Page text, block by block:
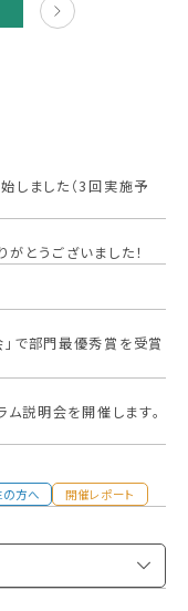
しました（3回実施予
とうございました！
で部門最優秀賞を受賞
説明会を開催します。
方へ 開催レポート